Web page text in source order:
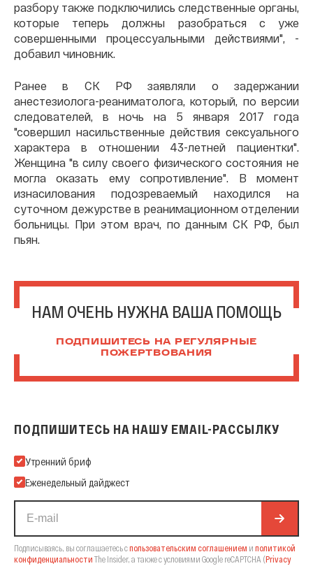
разбору также подключились следственные органы,
которые теперь должны разобраться с уже
совершенными процессуальными действиями", -
добавил чиновник.
Ранее в СК РФ заявляли о задержании
анестезиолога-реаниматолога, который, по версии
следователей, в ночь на 5 января 2017 года
"совершил насильственные действия сексуального
характера в отношении 43-летней пациентки".
Женщина "в силу своего физического состояния не
могла оказать ему сопротивление". В момент
изнасилования подозреваемый находился на
суточном дежурстве в реанимационном отделении
больницы. При этом врач, по данным СК РФ, был
пьян.
НАМ ОЧЕНЬ НУЖНА ВАША ПОМОЩЬ
ПОДПИШИТЕСЬ НА РЕГУЛЯРНЫЕ
ПОЖЕРТВОВАНИЯ
ПОДПИШИТЕСЬ НА НАШУ EMAIL-РАССЫЛКУ
Подпишитесь на нашу Email-рассылку
Утренний бриф
Еженедельный дайджест
Подписываясь, вы соглашаетесь спользовательским соглашением и политикой
конфиденциальности The Insider, а также с условиями Google reCAPTCHA (Privacy